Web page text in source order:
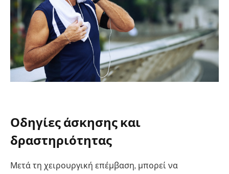
Οδηγίες άσκησης και
δραστηριότητας
Μετά τη χειρουργική επέμβαση, μπορεί να